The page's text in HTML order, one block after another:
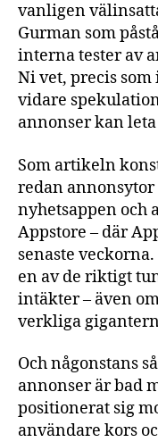
vanligen
Gurman som
interna tester av
Ni vet, precis som
vidare
annonser kan
Som artikeln
redan annonsytor
nyhetsappen och
Appstore – där
senaste
en av de riktigt
intäkter – även
verkliga
Och någonstans
annonser är bad
positionerat sig
användare kors